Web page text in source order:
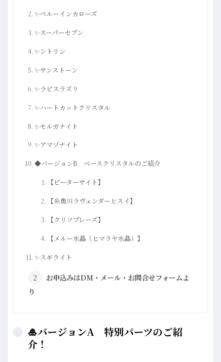
✨ペルーインカローズ
✨スーパーセブン
✨シトリン
✨サンストーン
✨ラピスラズリ
✨ハートカットクリスタル
✨モルガナイト
✨アマゾナイト
◆バージョンB ベースクリスタルのご紹介
【ピーターサイト】
【糸魚川ラヴェンダーヒスイ】
【クリソプレーズ】
【メルー水晶（ヒマラヤ水晶）】
✨スギライト
お申込みはDM・メール・お問合せフォームよ
り
🎍バージョンA 特別パーツのご紹
介！